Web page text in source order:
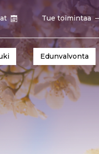
Tue toimintaa
Edunvalvonta